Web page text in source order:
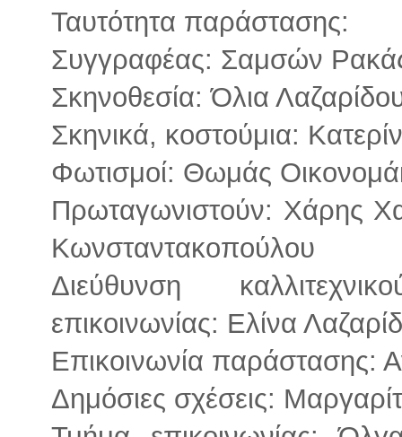
Ταυτότητα παράστασης:
Συγγραφέας: Σαμσών
Σκηνοθεσία: Όλια
Σκηνικά, κοστούμια:
Φωτισμοί: Θωμάς
Πρωταγωνιστούν: Χάρης
Κωνσταντακοπούλου
Διεύθυνση
επικοινωνίας: Ελίνα
Επικοινωνία παράστασης:
Δημόσιες σχέσεις: